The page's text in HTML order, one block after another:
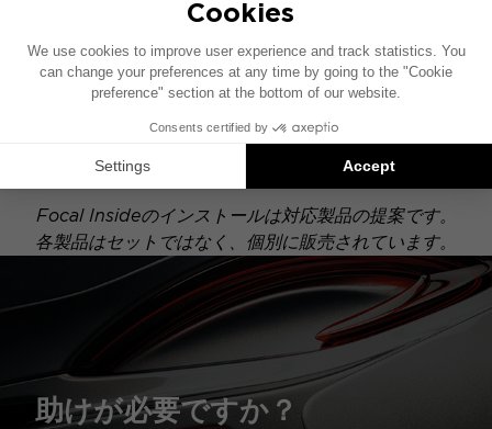
このインストール図は、純正オーディオシステムを搭
イオプションが装備されている場合、本図に示された
構成要素の配置が異なることがあります。
Focal Insideのインストールは対応製品の提案です。
各製品はセットではなく、個別に販売されています。
助けが必要ですか？